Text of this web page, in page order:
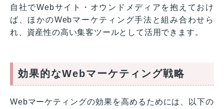
自社でWebサイト・オウンドメディアを抱えておけ
ば、ほかのWebマーケティング手法と組み合わせら
れ、資産性の高い集客ツールとして活用できます。
効果的なWebマーケティング戦略
Webマーケティングの効果を高めるためには、以下の